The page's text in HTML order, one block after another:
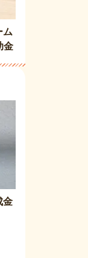
ム
金
金